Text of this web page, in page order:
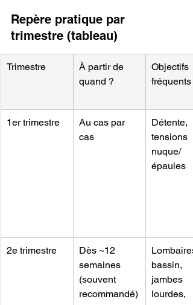
Repère pratique par
trimestre (tableau)
Trimestre
À partir de
quand ?
Objectifs
fréquents
1er trimestre
Au cas par
cas
Détente,
tensions
nuque/
épaules
2e trimestre
Dès ~12
semaines
(souvent
recommandé)
bassin,
jambes
lourdes,